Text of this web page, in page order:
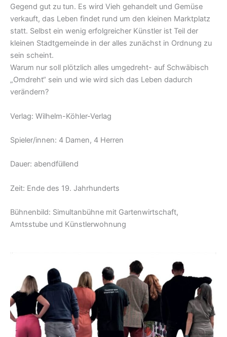
Gegend gut zu tun. Es wird Vieh gehandelt und Gemüse
verkauft, das Leben findet rund um den kleinen Marktplatz
statt. Selbst ein wenig erfolgreicher Künstler ist Teil der
kleinen Stadtgemeinde in der alles zunächst in Ordnung zu
sein scheint.
Warum nur soll plötzlich alles umgedreht- auf Schwäbisch
„Omdreht“ sein und wie wird sich das Leben dadurch
verändern?
Verlag: Wilhelm-Köhler-Verlag
Spieler/innen: 4 Damen, 4 Herren
Dauer: abendfüllend
Zeit: Ende des 19. Jahrhunderts
Bühnenbild: Simultanbühne mit Gartenwirtschaft,
Amtsstube und Künstlerwohnung